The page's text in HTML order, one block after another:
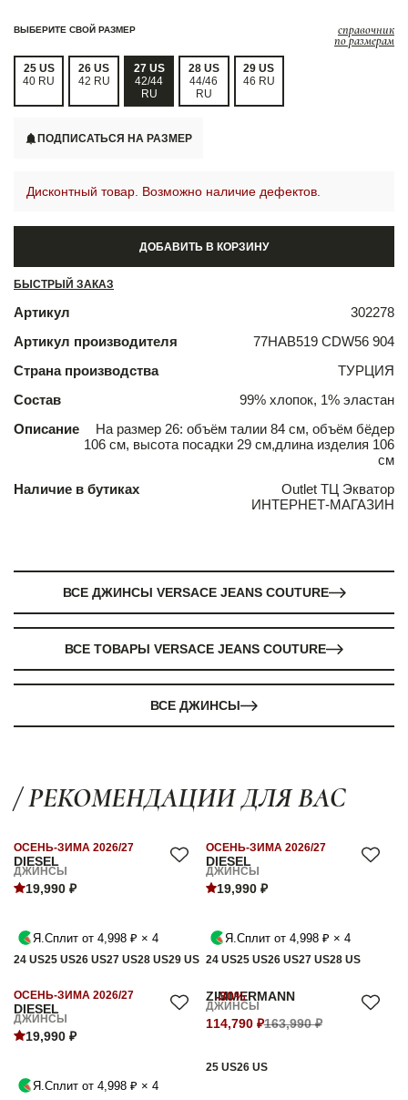
ВЫБЕРИТЕ СВОЙ РАЗМЕР справочник
по размерам
25 US
40 RU
26 US
42 RU
27 US
42/44
RU
28 US
44/46
RU
29 US
46 RU
ПОДПИСАТЬСЯ НА РАЗМЕР
Дисконтный товар. Возможно наличие дефектов.
ДОБАВИТЬ В КОРЗИНУ
БЫСТРЫЙ ЗАКАЗ
Артикул
302278
Артикул производителя
77HAB519 CDW56 904
Страна производства
ТУРЦИЯ
Состав
99% хлопок, 1% эластан
Описание
На размер 26: объём талии 84 см, объём бёдер
106 см, высота посадки 29 см,длина изделия 106
см
Наличие в бутиках
Outlet ТЦ Экватор
ИНТЕРНЕТ-МАГАЗИН
ВСЕ ДЖИНСЫ VERSACE JEANS COUTURE
ВСЕ ТОВАРЫ VERSACE JEANS COUTURE
ВСЕ ДЖИНСЫ
/ РЕКОМЕНДАЦИИ ДЛЯ ВАС
DIESEL
ОСЕНЬ-ЗИМА 2026/27
ДЖИНСЫ
19,990 ₽
Я.Сплит от 4,998 ₽ × 4
24 US25 US26 US27 US28 US29 US
DIESEL
ОСЕНЬ-ЗИМА 2026/27
ДЖИНСЫ
19,990 ₽
Я.Сплит от 4,998 ₽ × 4
24 US25 US26 US27 US28 US
DIESEL
ОСЕНЬ-ЗИМА 2026/27
ДЖИНСЫ
19,990 ₽
Я.Сплит от 4,998 ₽ × 4
-30%
ZIMMERMANN
ДЖИНСЫ
114,790 ₽163,990 ₽
25 US26 US